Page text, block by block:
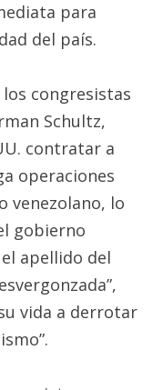
para
del país.
congresistas
Schultz,
contratar a
operaciones
venezolano, lo
gobierno
apellido del
vida a derrotar